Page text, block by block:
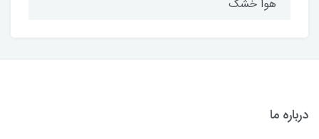
هوا خشک
درباره ما